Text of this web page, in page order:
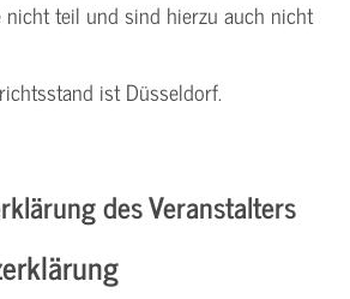
teil und sind hierzu auch nicht
ist Düsseldorf.
des Veranstalters